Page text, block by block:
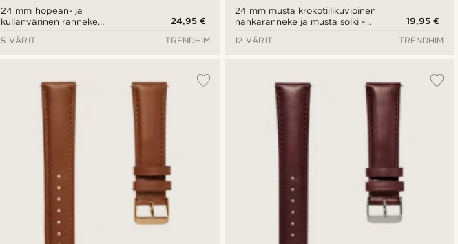
24 mm hopean- ja
kullanvärinen ranneke
pikalukitus
24,95 €
5 VÄRIT
TRENDHIM
24 mm musta krokotiilikuvioinen
nahkaranneke ja musta solki -
19,95 €
12 VÄRIT
TRENDHIM